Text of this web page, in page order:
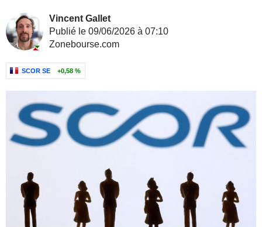
Vincent Gallet
Publié le 09/06/2026 à 07:10
Zonebourse.com
SCOR SE +0,58 %